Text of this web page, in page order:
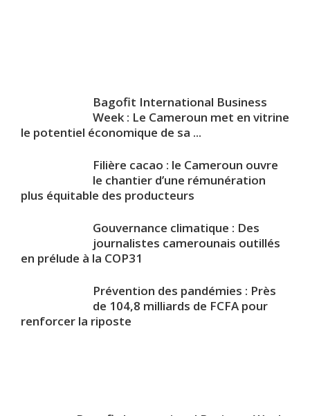
Bagofit International Business
Week : Le Cameroun met en vitrine
le potentiel économique de sa ...
Filière cacao : le Cameroun ouvre
le chantier d’une rémunération
plus équitable des producteurs
Gouvernance climatique : Des
journalistes camerounais outillés
en prélude à la COP31
Prévention des pandémies : Près
de 104,8 milliards de FCFA pour
renforcer la riposte